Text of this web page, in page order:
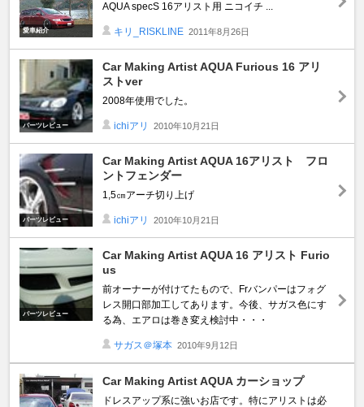
愛車紹介
AQUA specS 16アリスト用 ニコイチ ...
キリ_RISKLINE 2011年8月26日
パーツレビュー
Car Making Artist AQUA Furious 16 アリ
ストver
2008年使用でした。
ichiアリ 2010年10月21日
パーツレビュー
Car Making Artist AQUA 16アリスト フロ
ントフェンダー
1,5㎝アーチ切り上げ
ichiアリ 2010年10月21日
パーツレビュー
Car Making Artist AQUA 16 アリスト Furio
us
前オーナーが付けてたもので、Frバンパーはフォグ
レス開口部加工してあります。今後、サガス色にす
る為、エアロは巻き変え検討中・・・
サガス＠塚本 2010年9月12日
Car Making Artist AQUA カーショップ
ドレスアップ系に強いお店です。特にアリストは必